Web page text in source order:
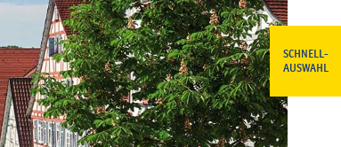
SCHNELL-
AUSWAHL